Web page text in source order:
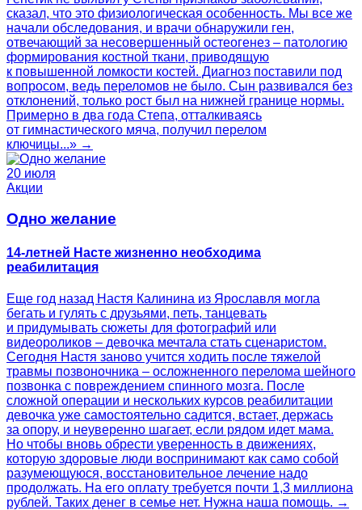
сказал, что это физиологическая особенность. Мы все же
начали обследования, и врачи обнаружили ген,
отвечающий за несовершенный остеогенез – патологию
формирования костной ткани, приводящую
к повышенной ломкости костей. Диагноз поставили под
вопросом, ведь переломов не было. Сын развивался без
отклонений, только рост был на нижней границе нормы.
Примерно в два года Степа, отталкиваясь
от гимнастического мяча, получил перелом
ключицы...» →
20 июля
Акции
Одно желание
14-летней Насте жизненно необходима
реабилитация
Еще год назад Настя Калинина из Ярославля могла
бегать и гулять с друзьями, петь, танцевать
и придумывать сюжеты для фотографий или
видеороликов – девочка мечтала стать сценаристом.
Сегодня Настя заново учится ходить после тяжелой
травмы позвоночника – осложненного перелома шейного
позвонка с повреждением спинного мозга. После
сложной операции и нескольких курсов реабилитации
девочка уже самостоятельно садится, встает, держась
за опору, и неуверенно шагает, если рядом идет мама.
Но чтобы вновь обрести уверенность в движениях,
которую здоровые люди воспринимают как само собой
разумеющуюся, восстановительное лечение надо
продолжать. На его оплату требуется почти 1,3 миллиона
рублей. Таких денег в семье нет. Нужна наша помощь. →